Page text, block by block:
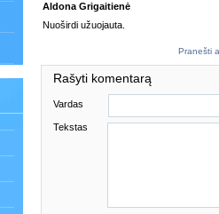
Aldona Grigaitienė
Nuoširdi užuojauta.
Pranešti
Rašyti komentarą
Vardas
Tekstas